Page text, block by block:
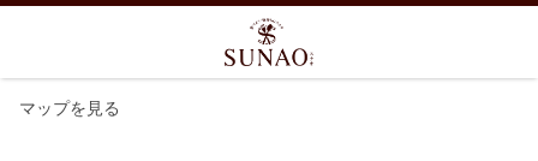
マップを見る